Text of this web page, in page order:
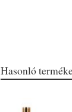
Hasonló